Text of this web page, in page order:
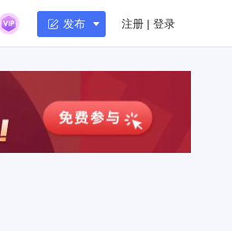
发布 注册 | 登录